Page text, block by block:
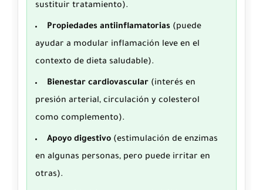
sustituir tratamiento).
Propiedades antiinflamatorias (puede
ayudar a modular inflamación leve en el
contexto de dieta saludable).
Bienestar cardiovascular (interés en
presión arterial, circulación y colesterol
como complemento).
Apoyo digestivo (estimulación de enzimas
en algunas personas, pero puede irritar en
otras).